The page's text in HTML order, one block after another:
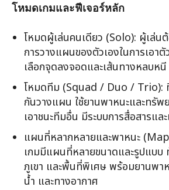
โหมดเกมและฟีเจอร์หลัก
โหมดผู้เล่นคนเดียว (Solo): ผู้เล่น
การวางแผนของตัวเองในการเอา
เลือกจุดลงจอดและเส้นทางหลบหนี
โหมดทีม (Squad / Duo / Trio):
กันวางแผน ใช้ยานพาหนะและทรัพ
เอาชนะทีมอื่น มีระบบการสื่อสารแ
แผนที่หลากหลายและพาหนะ
เกมมีแผนที่หลายขนาดและรูปแบบ
ภูเขา และพื้นที่พิเศษ พร้อมยานพา
น้ำ และทางอากาศ